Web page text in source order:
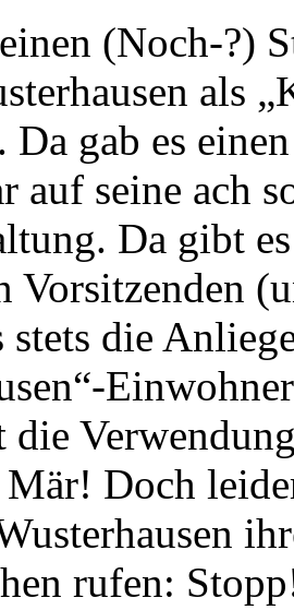
(Noch-?)
als
Da gab es
auf seine ach
Da gibt
Vorsitzenden
stets die
Doch
rufen: